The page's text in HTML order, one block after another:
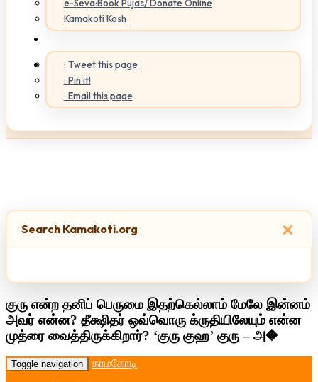
e-Seva:Book Pujas/ Donate Online
Kamakoti Kosh
: Tweet this page
: Pin it!
: Email this page
×
Search Kamakoti.org
குரு என்ற தனிப் பெருமை இதற்கெல்லாம் மேலே இன்னம்
அவர் என்ன? தீக்ஷிதர் ஒவ்வொரு க்ருதியிலேயும் என்ன
முத்ரை வைத்திருக்கிறார்? ‘குரு குஹ’ குரு – அ�
Toggle navigation காமகோடி